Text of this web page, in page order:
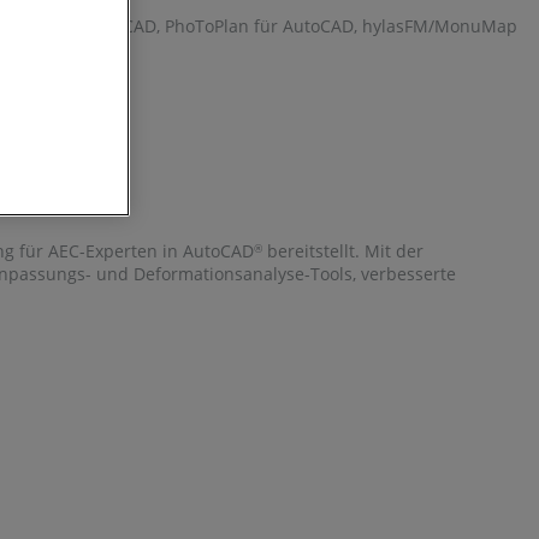
für AutoCAD, PhoToPlan für AutoCAD, hylasFM/MonuMap
für AEC-Experten in AutoCAD® bereitstellt. Mit der
und Deformationsanalyse-Tools, verbesserte